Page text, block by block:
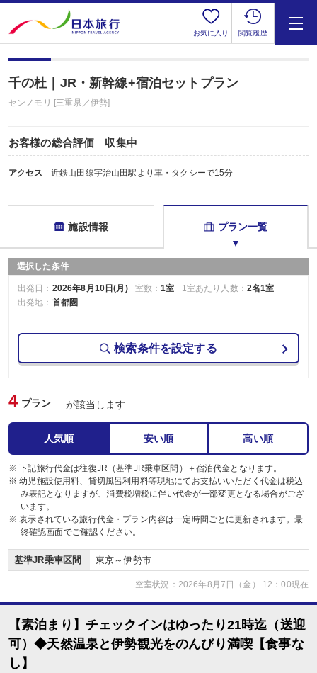
お気に入り 閲覧履歴
千の杜｜JR・新幹線+宿泊セットプラン
センノモリ [三重県／伊勢]
お客様の総合評価 収集中
アクセス 近鉄山田線宇治山田駅より車・タクシーで15分
施設情報 プラン一覧
選択した条件
出発日： 2026年8月10日(月) 室数：1室 1室あたり人数： 2名1室
出発地： 首都圏
検索条件を設定する
4 プラン が該当します
人気順 安い順 高い順
※ 下記旅行代金は往復JR（基準JR乗車区間）＋宿泊代金となります。
※ 幼児施設使用料、貸切風呂利用料等現地にてお支払いいただく代金は税込
み表記となりますが、消費税増税に伴い代金が一部変更となる場合がござ
います。
※ 表示されている旅行代金・プラン内容は一定時間ごとに更新されます。最
終確認画面でご確認ください。
基準JR乗車区間 東京～伊勢市
空室状況：2026年8月7日（金） 12：00現在
【素泊まり】チェックインはゆったり21時迄（送迎
可）◆天然温泉と伊勢観光をのんびり満喫【食事な
し】